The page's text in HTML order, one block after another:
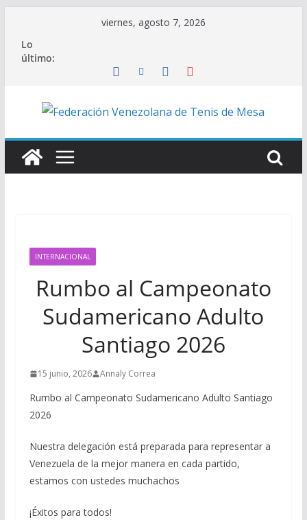
contenido
viernes, agosto 7, 2026
Lo
último:
INTERNACIONAL
Rumbo al Campeonato
Sudamericano Adulto
Santiago 2026
15 junio, 2026 Annaly Correa
Rumbo al Campeonato Sudamericano Adulto Santiago
2026
Nuestra delegación está preparada para representar a
Venezuela de la mejor manera en cada partido,
estamos con ustedes muchachos
¡Éxitos para todos!